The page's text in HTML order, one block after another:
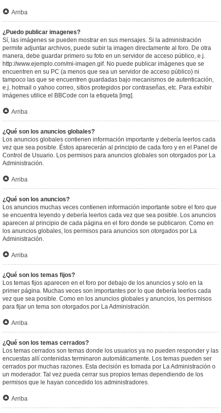
Arriba
¿Puedo publicar imagenes?
Sí, las imágenes se pueden mostrar en sus mensajes. Si la administración
permite adjuntar archivos, puede subir la imagen directamente al foro. De otra
manera, debe guardar primero su foto en un servidor de acceso público, e.j.
http://www.ejemplo.com/mi-imagen.gif. No puede publicar imágenes que se
encuentren en su PC (a menos que sea un servidor de acceso público) ni
tampoco las que se encuentren guardadas bajo mecanismos de autenticación,
e.j. hotmail o yahoo correo, sitios protegidos por contraseñas, etc. Para exhibir
imágenes utilice el BBCode con la etiqueta [img].
Arriba
¿Qué son los anuncios globales?
Los anuncios globales contienen información importante y debería leerlos cada
vez que sea posible. Éstos aparecerán al principio de cada foro y en el Panel de
Control de Usuario. Los permisos para anuncios globales son otorgados por La
Administración.
Arriba
¿Qué son los anuncios?
Los anuncios muchas veces contienen información importante sobre el foro que
se encuentra leyendo y debería leerlos cada vez que sea posible. Los anuncios
aparecen al principio de cada página en el foro donde se publicaron. Como en
los anuncios globales, los permisos para anuncios son otorgados por La
Administración.
Arriba
¿Qué son los temas fijos?
Los temas fijos aparecen en el foro por debajo de los anuncios y solo en la
primer página. Muchas veces son importantes por lo que debería leerlos cada
vez que sea posible. Como en los anuncios globales y anuncios, los permisos
para fijar un tema son otorgados por La Administración.
Arriba
¿Qué son los temas cerrados?
Los temas cerrados son temas donde los usuarios ya no pueden responder y las
encuestas allí contenidas terminaron automáticamente. Los temas pueden ser
cerrados por muchas razones. Esta decisión es tomada por La Administración o
un moderador. Tal vez pueda cerrar sus propios temas dependiendo de los
permisos que le hayan concedido los administradores.
Arriba